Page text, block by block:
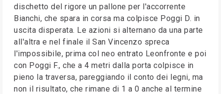
dischetto del rigore un pallone per l'accorrente
Bianchi, che spara in corsa ma colpisce Poggi D. in
uscita disperata. Le azioni si alternano da una parte
all'altra e nel finale il San Vincenzo spreca
l'impossibile, prima col neo entrato Leonfronte e poi
con Poggi F., che a 4 metri dalla porta colpisce in
pieno la traversa, pareggiando il conto dei legni, ma
non il risultato, che rimane di 1 a 0 anche al termine